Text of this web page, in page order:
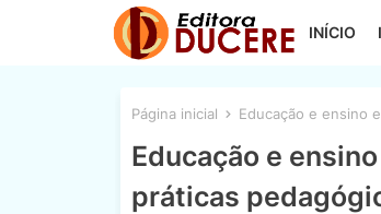
INÍCIO
Página inicial Educação e ensino
Educação e
práticas